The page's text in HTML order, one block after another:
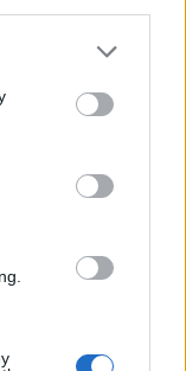
or more Google
You may click to
party tags to
in below Google